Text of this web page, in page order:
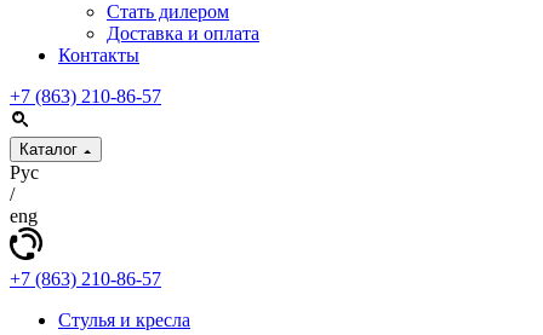
Стать дилером
Доставка и оплата
Контакты
+7 (863) 210-86-57
Каталог
Рус
/
eng
+7 (863) 210-86-57
Стулья и кресла